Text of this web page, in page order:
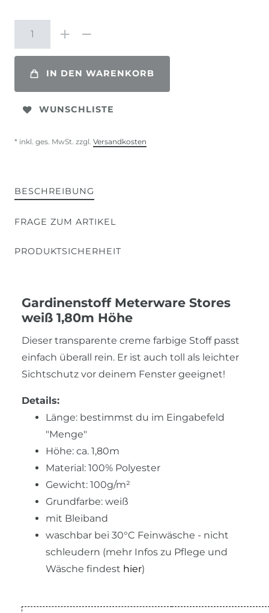
IN DEN WARENKORB
WUNSCHLISTE
* inkl. ges. MwSt. zzgl. Versandkosten
BESCHREIBUNG
FRAGE ZUM ARTIKEL
PRODUKTSICHERHEIT
Gardinenstoff Meterware Stores
weiß 1,80m Höhe
Dieser transparente creme farbige Stoff passt
einfach überall rein. Er ist auch toll als leichter
Sichtschutz vor deinem Fenster geeignet!
Details:
Länge: bestimmst du im Eingabefeld
"Menge"
Höhe: ca. 1,80m
Material: 100% Polyester
Gewicht: 100g/m²
Grundfarbe: weiß
mit Bleiband
waschbar bei 30°C Feinwäsche - nicht
schleudern (mehr Infos zu Pflege und
Wäsche findest hier)